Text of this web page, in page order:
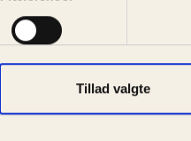
Tillad valgte